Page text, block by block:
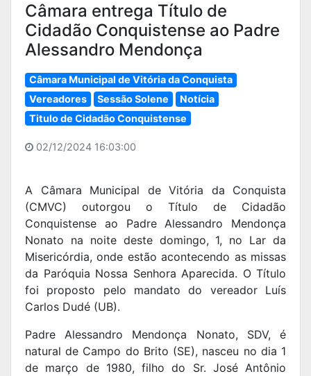
Câmara entrega Título de
Cidadão Conquistense ao Padre
Alessandro Mendonça
Câmara Municipal de Vitória da Conquista
Vereadores
Sessão Solene
Notícia
Titulo de Cidadão Conquistense
02/12/2024 16:03:00
A Câmara Municipal de Vitória da Conquista
(CMVC) outorgou o Título de Cidadão
Conquistense ao Padre Alessandro Mendonça
Nonato na noite deste domingo, 1, no Lar da
Misericórdia, onde estão acontecendo as missas
da Paróquia Nossa Senhora Aparecida. O Título
foi proposto pelo mandato do vereador Luís
Carlos Dudé (UB).
Padre Alessandro Mendonça Nonato, SDV, é
natural de Campo do Brito (SE), nasceu no dia 1
de março de 1980, filho do Sr. José Antônio